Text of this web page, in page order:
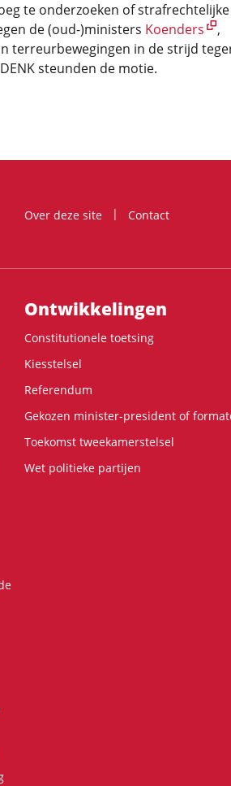
te onderzoeken of strafrechtelijke
de (oud-)ministers Koenders
,
terreurbewegingen in de strijd
steunden de motie.
Over deze site
Contact
Ontwikke­lingen
Constitutionele toetsing
Kiesstelsel
Referendum
Gekozen minister-president of
Toekomst tweekamerstelsel
Wet politieke partijen